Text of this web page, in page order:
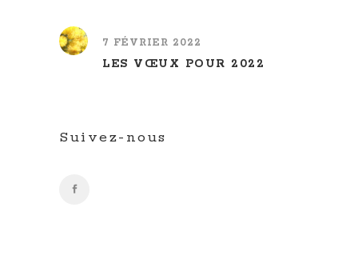
7 FÉVRIER 2022
LES VŒUX POUR 2022
Suivez-nous